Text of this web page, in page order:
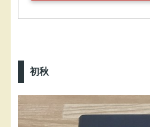
初秋